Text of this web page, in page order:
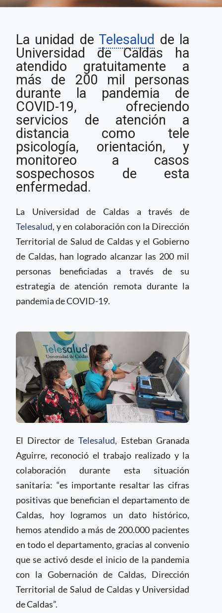
Universidad de Caldas
en Colombia ha
beneficiado a 200 mil
personas desde el
inicio de la pandemia
La unidad de Telesalud de la
Universidad de Caldas ha
atendido gratuitamente a
más de 200 mil personas
durante la pandemia de
COVID-19, ofreciendo
servicios de atención a
distancia como tele
psicología, orientación, y
monitoreo a casos
sospechosos de esta
enfermedad.
La Universidad de Caldas a través de
Telesalud, y en colaboración con la Dirección
Territorial de Salud de Caldas y el Gobierno
de Caldas, han logrado alcanzar las 200 mil
personas beneficiadas a través de su
estrategia de atención remota durante la
pandemia de COVID-19.
El Director de Telesalud, Esteban Granada
Aguirre, reconoció el trabajo realizado y la
colaboración durante esta situación
sanitaria: “es importante resaltar las cifras
positivas que benefician el departamento de
Caldas, hoy logramos un dato histórico,
hemos atendido a más de 200.000 pacientes
en todo el departamento, gracias al convenio
que se activó desde el inicio de la pandemia
con la Gobernación de Caldas, Dirección
Territorial de Salud de Caldas y Universidad
de Caldas”.